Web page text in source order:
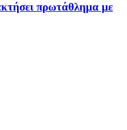
πρωτάθλημα με